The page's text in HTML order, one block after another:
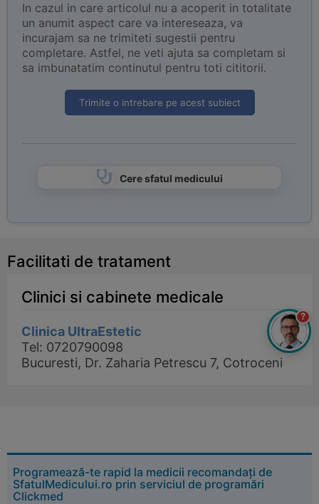
In cazul in care articolul nu a acoperit in totalitate
un anumit aspect care va intereseaza, va
incurajam sa ne trimiteti sugestii pentru
completare. Astfel, ne veti ajuta sa completam si
sa imbunatatim continutul pentru toti cititorii.
Trimite o intrebare pe acest subiect
Cere sfatul medicului
Facilitati de tratament
Clinici si cabinete medicale
Clinica UltraEstetic
Tel: 0720790098
Bucuresti, Dr. Zaharia Petrescu 7, Cotroceni
Programează-te rapid la medicii recomandați de
SfatulMedicului.ro prin serviciul de programări
Clickmed
?